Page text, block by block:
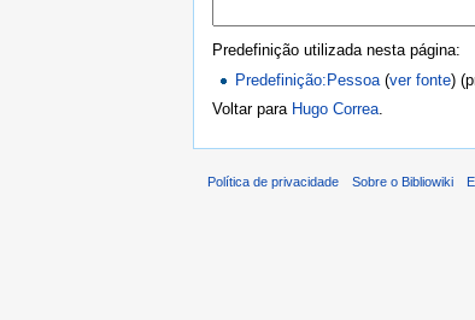
Predefinição utilizada nesta página:
Predefinição:Pessoa(ver fonte)
Voltar para Hugo Correa.
Política de privacidade Sobre o Bibliowiki